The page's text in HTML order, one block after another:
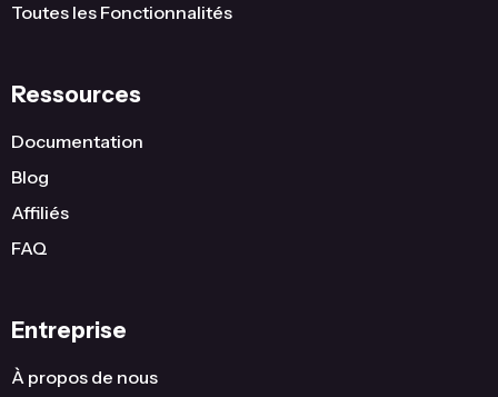
Toutes les Fonctionnalités
Ressources
Documentation
Blog
Affiliés
FAQ
Entreprise
À propos de nous